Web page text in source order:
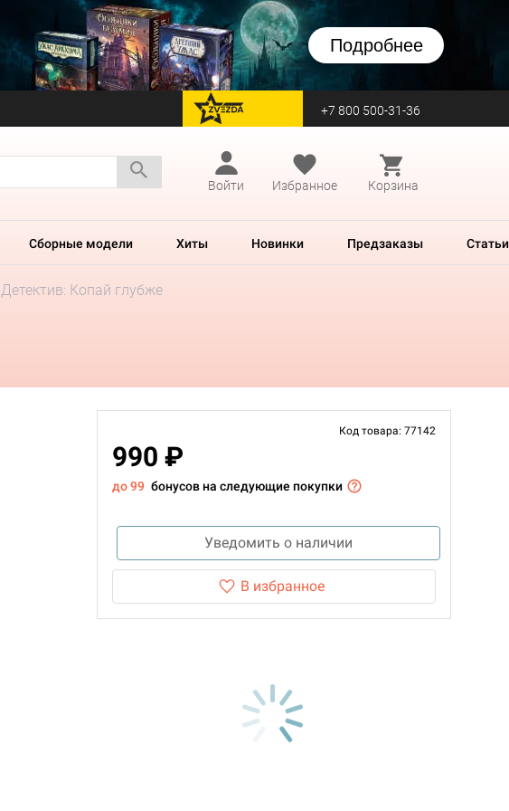
Подробнее
перейти на Zvezda +7 800 500-31-36
Войти
Избранное Корзина
Сборные модели Хиты Новинки Предзаказы Статьи
Детектив: Копай глубже
Код товара: 77142
990 ₽
до 99 бонусов на следующие покупки
Уведомить о наличии
В избранное